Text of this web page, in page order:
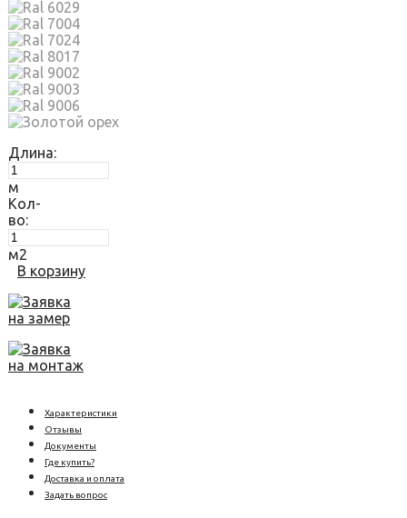
Длина:
м
Кол-
во:
м2
В корзину
Заявка
на замер
Заявка
на монтаж
Характеристики
Отзывы
Документы
Где купить?
Доставка и оплата
Задать вопрос